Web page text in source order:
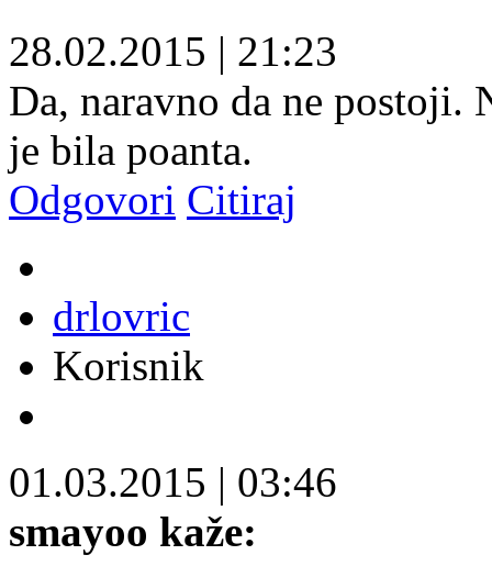
28.02.2015 | 21:23
Da, naravno da ne
je bila poanta.
Odgovori Citiraj
drlovric
Korisnik
01.03.2015 | 03:46
smayoo kaže: